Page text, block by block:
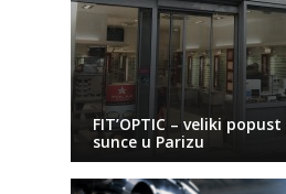
FIT’OPTIC – veliki
sunce u Parizu